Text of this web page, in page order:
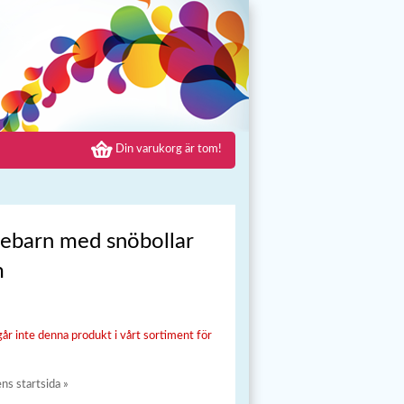
Din varukorg är tom!
med snöbollar
inte denna produkt i vårt sortiment för
startsida »